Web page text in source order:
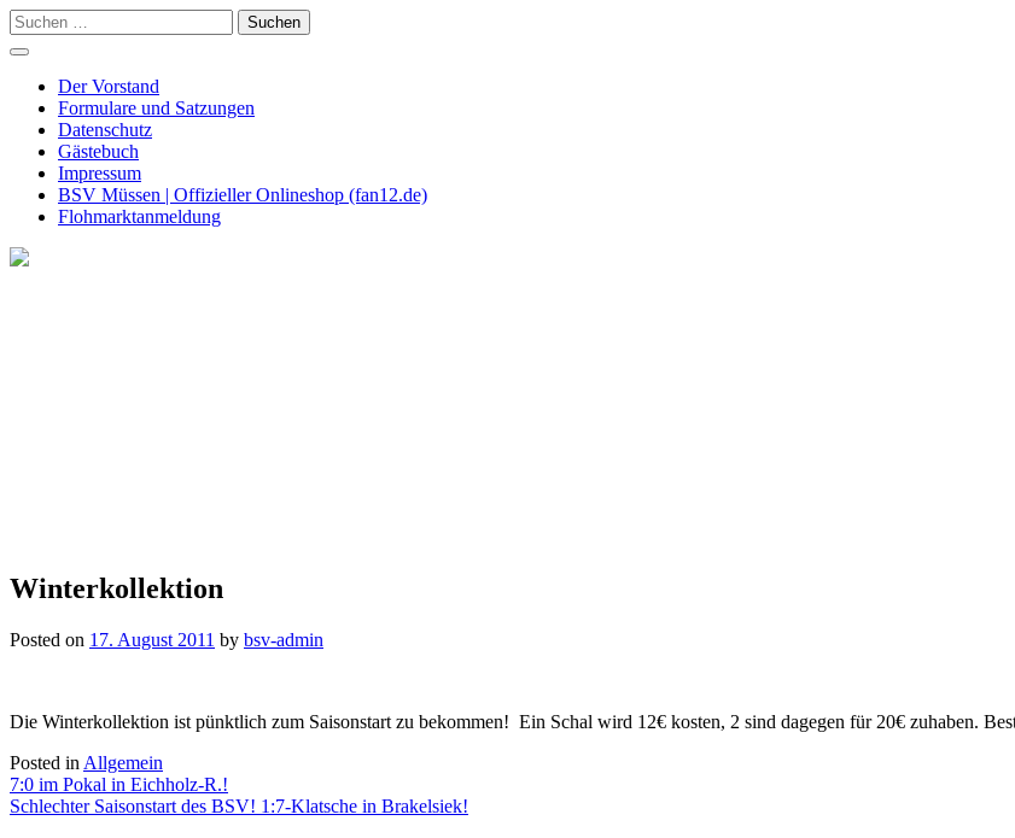
Skip
to
content
Suchen
nach:
Der Vorstand
Formulare und Satzungen
Datenschutz
Gästebuch
Impressum
BSV Müssen | Offizieller Onlineshop (fan12.de)
Flohmarktanmeldung
Winterkollektion
Posted on 17. August 2011 by bsv-admin
Die Winterkollektion ist pünktlich zum Saisonstart zu bekommen! Ein Schal wird 12€ kosten, 2 sind dagegen für 20€ zuhaben.
Posted in Allgemein
Beitragsnavigation
7:0 im Pokal in Eichholz-R.!
Schlechter Saisonstart des BSV! 1:7-Klatsche in Brakelsiek!